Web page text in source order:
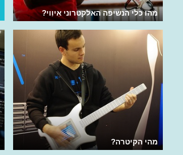
מהו כלי הנשיפה האלקטרוני אִיוִוי?
מהי הקיטרה?